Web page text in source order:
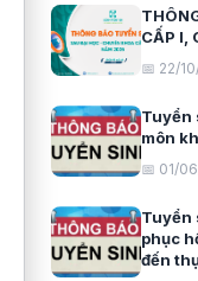
CẤP I,
📅 22/
Tuyển
môn
📅 01/
Tuyển
phục
đến